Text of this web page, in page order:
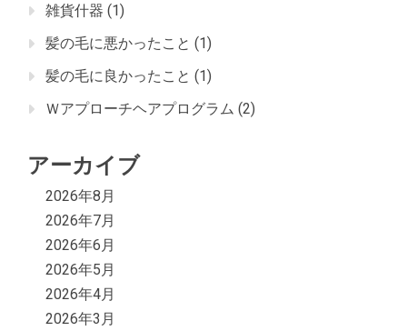
雑貨什器 (1)
髪の毛に悪かったこと (1)
髪の毛に良かったこと (1)
Ｗアプローチヘアプログラム (2)
アーカイブ
2026年8月
2026年7月
2026年6月
2026年5月
2026年4月
2026年3月